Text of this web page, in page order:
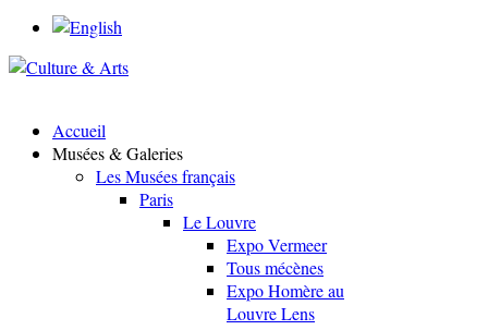
Accueil
Musées & Galeries
Les Musées français
Paris
Le Louvre
Expo Vermeer
Tous mécènes
Expo Homère au
Louvre Lens